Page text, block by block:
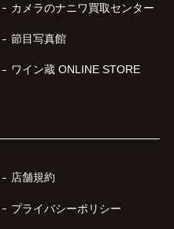
カメラのナニワ買取センター
節目写真館
ワイン蔵 ONLINE STORE
店舗規約
プライバシーポリシー